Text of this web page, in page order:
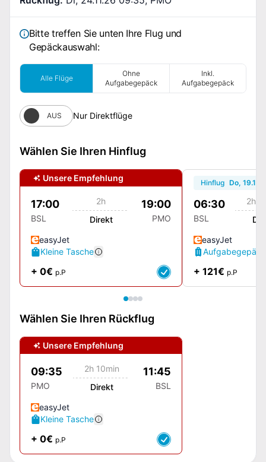
Bitte treffen Sie unten Ihre Flug und
Gepäckauswahl:
Alle Flüge
Ohne
Aufgabegepäck
Inkl.
Aufgabegepäck
AUS Nur Direktflüge
Wählen Sie Ihren Hinflug
Unsere Empfehlung
17:00
BSL
2h
Direkt
19:00
PMO
easyJet
Kleine Tasche
+ 0€ p.P
Hinflug Do,
06:30
BSL
2h
easyJet
Aufgabegepäck
+ 121€ p.P
Wählen Sie Ihren Rückflug
Unsere Empfehlung
09:35
PMO
2h 10min
Direkt
11:45
BSL
easyJet
Kleine Tasche
+ 0€ p.P